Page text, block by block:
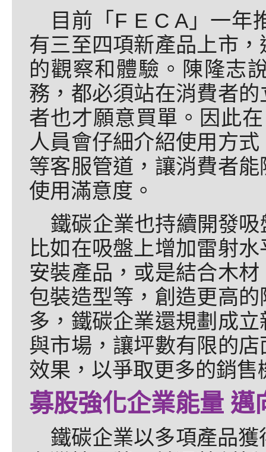
目前「F E C A」一年
有三至四項新產品上市
的觀察和體驗。陳隆志
務，都必須站在消費者
者也才願意買單。因此
人員會仔細介紹使用方
等客服管道，讓消費者
使用滿意度。
鐵碳企業也持續開發
比如在吸盤上增加雷射
安裝產品，或是結合木
包裝造型等，創造更高
多，鐵碳企業還規劃成
與市場，讓坪數有限的
效果，以爭取更多的銷售
募股強化企業能量 邁
鐵碳企業以多項產品獲